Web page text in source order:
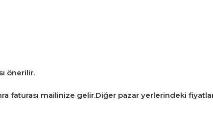
önerilir.
faturası mailinize gelir.Diğer pazar yerlerindeki